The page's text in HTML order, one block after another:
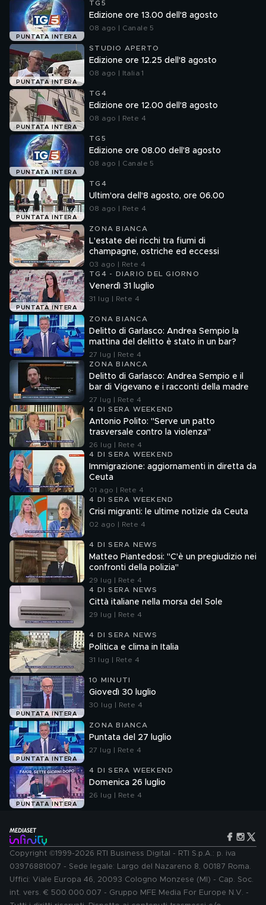
PUNTATA INTERA
TG5
Edizione ore 13.00 dell'8 agosto
08 ago | Canale 5
PUNTATA INTERA
STUDIO APERTO
Edizione ore 12.25 dell'8 agosto
08 ago | Italia 1
PUNTATA INTERA
TG4
Edizione ore 12.00 dell'8 agosto
08 ago | Rete 4
PUNTATA INTERA
TG5
Edizione ore 08.00 dell'8 agosto
08 ago | Canale 5
PUNTATA INTERA
TG4
Ultim'ora dell'8 agosto, ore 06.00
08 ago | Rete 4
ZONA BIANCA
L'estate dei ricchi tra fiumi di
champagne, ostriche ed eccessi
03 ago | Rete 4
PUNTATA INTERA
TG4 - DIARIO DEL GIORNO
Venerdì 31 luglio
31 lug | Rete 4
ZONA BIANCA
Delitto di Garlasco: Andrea Sempio la
mattina del delitto è stato in un bar?
27 lug | Rete 4
ZONA BIANCA
Delitto di Garlasco: Andrea Sempio e il
bar di Vigevano e i racconti della madre
27 lug | Rete 4
4 DI SERA WEEKEND
Antonio Polito: "Serve un patto
trasversale contro la violenza"
26 lug | Rete 4
4 DI SERA WEEKEND
Immigrazione: aggiornamenti in diretta da
Ceuta
01 ago | Rete 4
4 DI SERA WEEKEND
Crisi migranti: le ultime notizie da Ceuta
02 ago | Rete 4
4 DI SERA NEWS
Matteo Piantedosi: "C'è un pregiudizio nei
confronti della polizia"
29 lug | Rete 4
4 DI SERA NEWS
Città italiane nella morsa del Sole
29 lug | Rete 4
4 DI SERA NEWS
Politica e clima in Italia
31 lug | Rete 4
PUNTATA INTERA
10 MINUTI
Giovedì 30 luglio
30 lug | Rete 4
PUNTATA INTERA
ZONA BIANCA
Puntata del 27 luglio
27 lug | Rete 4
PUNTATA INTERA
4 DI SERA WEEKEND
Domenica 26 luglio
26 lug | Rete 4
Copyright ©1999-2026 RTI Business Digital - RTI S.p.A.: p. iva
03976881007 - Sede legale: Largo del Nazareno 8, 00187 Roma.
Uffici: Viale Europa 46, 20093 Cologno Monzese (MI) - Cap. Soc.
int. vers. € 500.000.007 - Gruppo MFE Media For Europe N.V. -